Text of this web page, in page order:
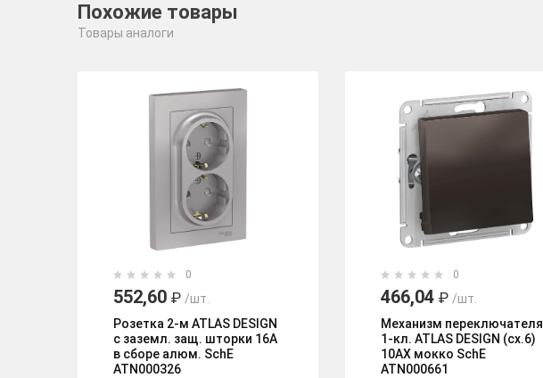
Похожие товары
Товары аналоги
0
552,60 ₽ /шт.
Розетка 2-м ATLAS DESIGN
с заземл. защ. шторки 16А
в сборе алюм. SchE
ATN000326
0
466,04 ₽ /шт.
Механизм переключателя
1-кл. ATLAS DESIGN (сх.6)
10АХ мокко SchE
ATN000661